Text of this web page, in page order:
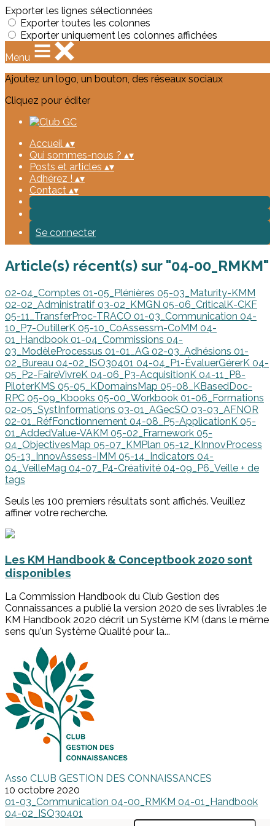
Exporter les lignes sélectionnées
Exporter toutes les colonnes
Exporter uniquement les colonnes affichées
Menu
Ajoutez un logo, un bouton, des réseaux sociaux
Cliquez pour éditer
Accueil ▴▾
Qui sommes-nous ? ▴▾
Posts et articles ▴▾
Adhérez ! ▴▾
Contact ▴▾
Se connecter
Article(s) récent(s) sur "04-00_RMKM"
02-04_Comptes 01-05_Plénières 05-03_Maturity-KMM
02-02_Administratif 03-02_KMGN 05-06_CriticalK-CKF
05-11_TransferProc-TRACO 01-03_Communication 04-
10_P7-OutillerK 05-10_CoAssessm-CoMM 04-
01_Handbook 01-04_Commissions 04-
03_ModèleProcessus 01-01_AG 02-03_Adhésions 01-
02_Bureau 04-02_ISO30401 04-04_P1-ÉvaluerGérerK 04-
05_P2-FaireVivreK 04-06_P3-AcquisitionK 04-11_P8-
PiloterKMS 05-05_KDomainsMap 05-08_KBasedDoc-
RPC 05-09_Kbooks 05-00_Workbook 01-06_Formations
02-05_SystInformations 03-01_AGecSO 03-03_AFNOR
02-01_RéfFonctionnement 04-08_P5-ApplicationK 05-
01_AddedValue-VAKM 05-02_Framework 05-
04_ObjectivesMap 05-07_KMPlan 05-12_KInnovProcess
05-13_InnovAssess-IMM 05-14_Indicators 04-
04_VeilleMag 04-07_P4-Créativité 04-09_P6_Veille + de
tags
Seuls les 100 premiers résultats sont affichés. Veuillez
affiner votre recherche.
Les KM Handbook & Conceptbook 2020 sont
disponibles
La Commission Handbook du Club Gestion des
Connaissances a publié la version 2020 de ses livrables :le
KM Handbook 2020 décrit un Système KM (dans le même
sens qu'un Système Qualité pour la...
Asso CLUB GESTION DES CONNAISSANCES
10 octobre 2020
01-03_Communication 04-00_RMKM 04-01_Handbook
04-02_ISO30401